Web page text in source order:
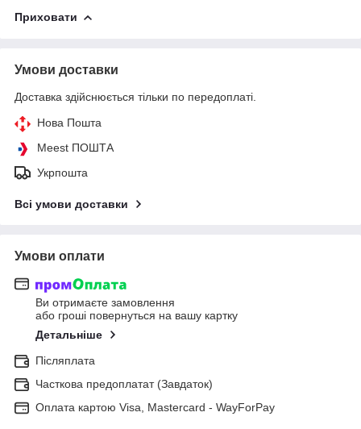
Приховати
Умови доставки
Доставка здійснюється тільки по передоплаті.
Нова Пошта
Meest ПОШТА
Укрпошта
Всі умови доставки
Умови оплати
Ви отримаєте замовлення
або гроші повернуться на вашу картку
Детальніше
Післяплата
Часткова предоплатат (Завдаток)
Оплата картою Visa, Mastercard - WayForPay